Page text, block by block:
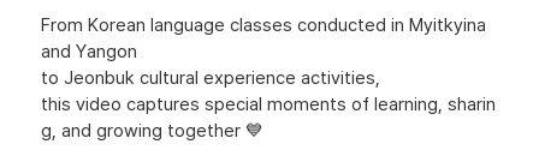
From Korean language classes conducted in Myitkyina
and Yangon
to Jeonbuk cultural experience activities,
this video captures special moments of learning, sharin
g, and growing together 💙